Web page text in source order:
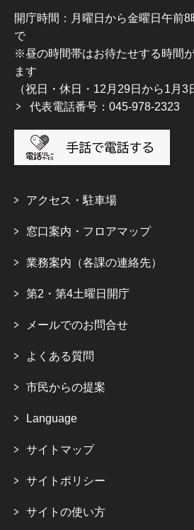
開庁時間：月曜日から金曜日午前8
で
※昼の時間帯はお待たせする時間
ます
（祝日・休日・12月29日から1月3
代表電話番号：045-978-2323
アクセス・駐車場
窓口案内・フロアマップ
業務案内（各課の連絡先）
第2・第4土曜日開庁
メールでのお問合せ
よくある質問
市民からの提案
Language
サイトマップ
サイトポリシー
サイトの使い方